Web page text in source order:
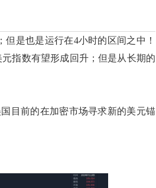
是也是运行在4小时的区间之中！
指数有望形成回升；但是从长期的
目前的在加密市场寻求新的美元锚